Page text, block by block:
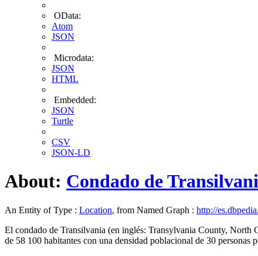
OData:
Atom
JSON
Microdata:
JSON
HTML
Embedded:
JSON
Turtle
CSV
JSON-LD
About: Condado de
An Entity of Type : Location, from Named Graph : http://
El condado de Transilvania​ (en inglés: Transylvania County, North
de 58 100 habitantes con una densidad poblacional de 30 personas